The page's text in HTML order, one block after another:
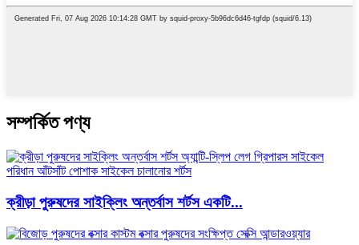
সম্পর্কিত পণ্য
ক্রীড়া পুরুষদের সাইক্লিং অন্তর্বাস শর্টস একটি...